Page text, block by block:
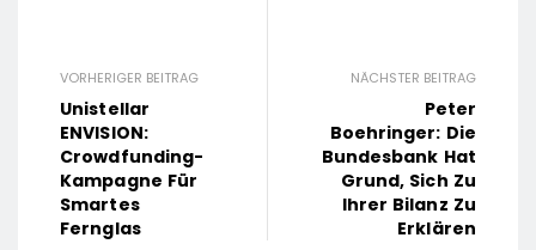
VORHERIGER BEITRAG
Unistellar
ENVISION:
Crowdfunding-
Kampagne Für
Smartes
Fernglas
NÄCHSTER BEITRAG
Peter
Boehringer: Die
Bundesbank Hat
Grund, Sich Zu
Ihrer Bilanz Zu
Erklären